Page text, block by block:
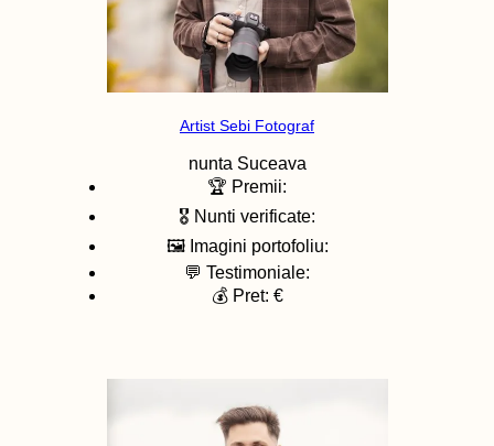
Artist Sebi Fotograf
nunta Suceava
🏆 Premii:
🎖️ Nunti verificate:
🖼️ Imagini portofoliu:
💬 Testimoniale:
💰 Pret: €